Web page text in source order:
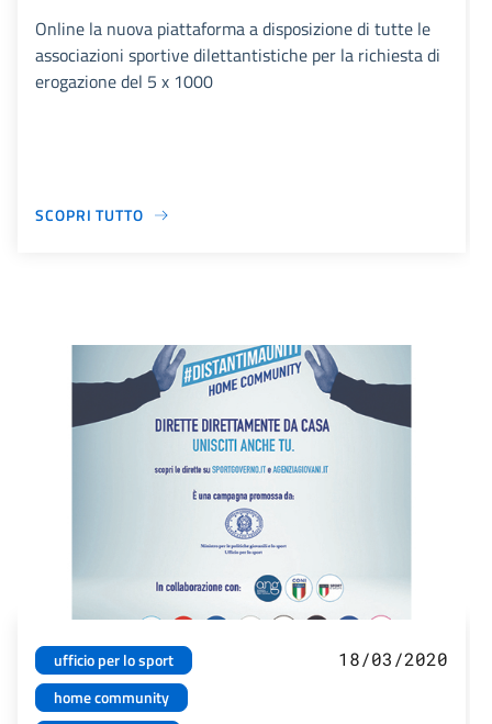
Online la nuova piattaforma a disposizione di tutte le
associazioni sportive dilettantistiche per la richiesta di
erogazione del 5 x 1000
SCOPRI TUTTO
ufficio per lo sport
home community
18/03/2020